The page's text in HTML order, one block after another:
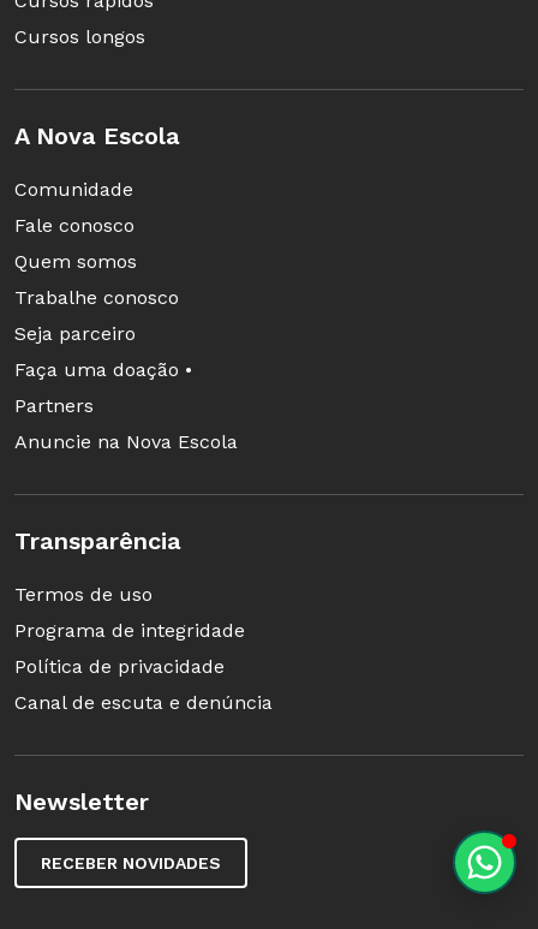
Cursos longos
A Nova Escola
Comunidade
Fale conosco
Quem somos
Trabalhe conosco
Seja parceiro
Faça uma doação •
Partners
Anuncie na Nova Escola
Transparência
Termos de uso
Programa de integridade
Política de privacidade
Canal de escuta e denúncia
Newsletter
RECEBER NOVIDADES